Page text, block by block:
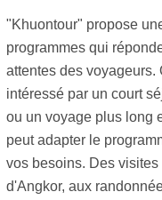
"Khuontour" propose
programmes qui
attentes des voyageurs.
intéressé par un court
ou un voyage plus long
peut adapter le
vos besoins. Des
d'Angkor, aux